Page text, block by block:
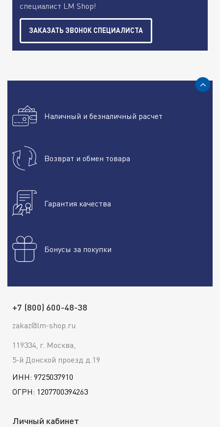
специалист LM Shop!
ЗАКАЗАТЬ ЗВОНОК СПЕЦИАЛИСТА
Наличный и безналичный расчет
Возврат и обмен товара
Гарантия качества
Бонусы за покупки
+7 (800) 600-48-38
zakaz@lm-shop.ru
119334, г. Москва,
5-й Донской проезд д.19
ИНН: 9725037910
ОГРН: 1207700394263
Личный кабинет